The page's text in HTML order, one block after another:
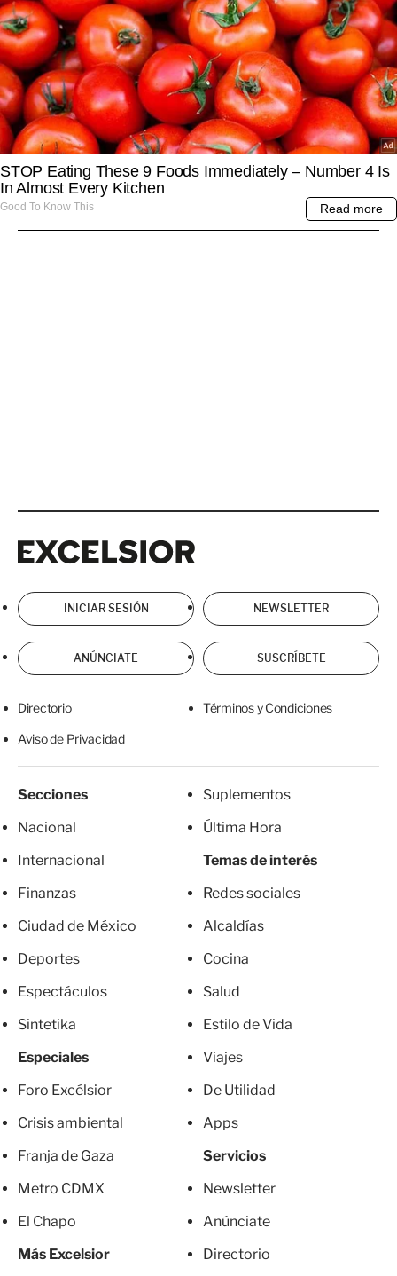
INICIAR SESIÓN NEWSLETTER
ANÚNCIATE SUSCRÍBETE
Directorio Términos y Condiciones
Aviso de Privacidad
Secciones
Nacional
Internacional
Finanzas
Ciudad de México
Deportes
Espectáculos
Sintetika
Especiales
Foro Excélsior
Crisis ambiental
Franja de Gaza
Metro CDMX
El Chapo
Más Excelsior
Suplementos
Última Hora
Temas de interés
Redes sociales
Alcaldías
Cocina
Salud
Estilo de Vida
Viajes
De Utilidad
Apps
Servicios
Newsletter
Anúnciate
Directorio